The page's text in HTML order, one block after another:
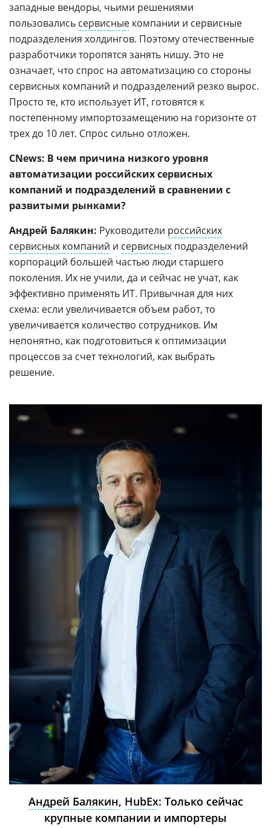
западные вендоры, чьими решениями
пользовались сервисные компании и сервисные
подразделения холдингов. Поэтому отечественные
разработчики торопятся занять нишу. Это не
означает, что спрос на автоматизацию со стороны
сервисных компаний и подразделений резко вырос.
Просто те, кто использует ИТ, готовятся к
постепенному импортозамещению на горизонте от
трех до 10 лет. Спрос сильно отложен.
CNews: В чем причина низкого уровня
автоматизации российских сервисных
компаний и подразделений в сравнении с
развитыми рынками?
Андрей Балякин: Руководители российских
сервисных компаний и сервисных подразделений
корпораций большей частью люди старшего
поколения. Их не учили, да и сейчас не учат, как
эффективно применять ИТ. Привычная для них
схема: если увеличивается объем работ, то
увеличивается количество сотрудников. Им
непонятно, как подготовиться к оптимизации
процессов за счет технологий, как выбрать
решение.
Андрей Балякин, HubEx: Только сейчас
крупные компании и импортеры